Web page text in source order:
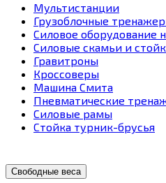
Мультистанции
Грузоблочные
Силовое оборудование
Силовые скамьи и
Гравитроны
Кроссоверы
Машина Смита
Пневматические
Силовые рамы
Стойка турник-брусья
Свободные веса